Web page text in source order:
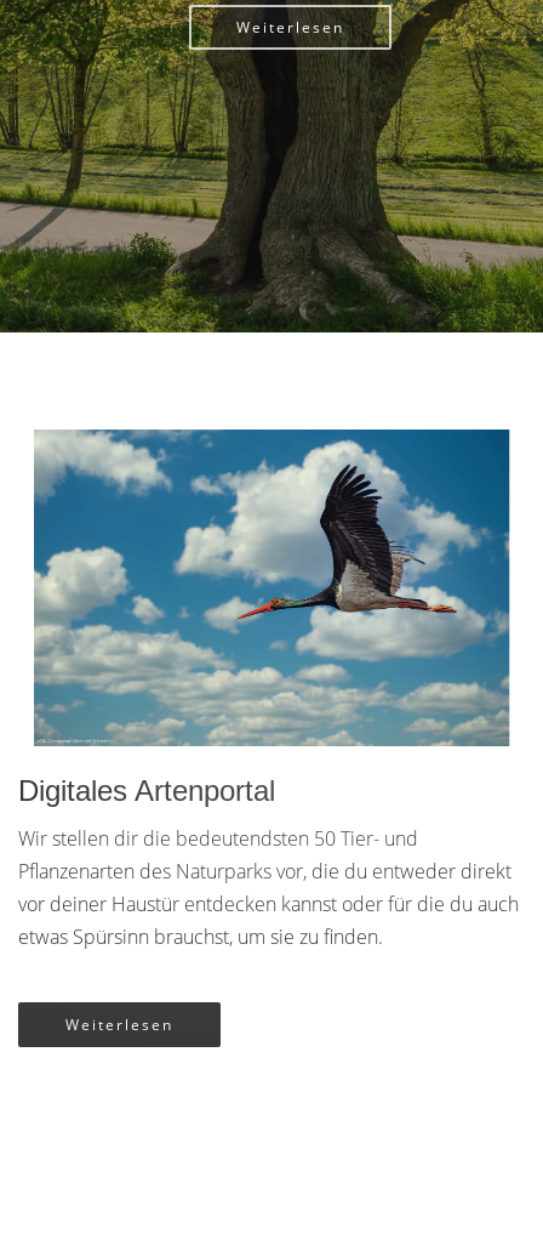
Weiterlesen
Digitales Artenportal
Wir stellen dir die bedeutendsten 50 Tier- und
Pflanzenarten des Naturparks vor, die du entweder direkt
vor deiner Haustür entdecken kannst oder für die du auch
etwas Spürsinn brauchst, um sie zu finden.
Weiterlesen